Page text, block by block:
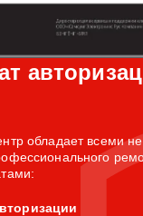
обладает всеми